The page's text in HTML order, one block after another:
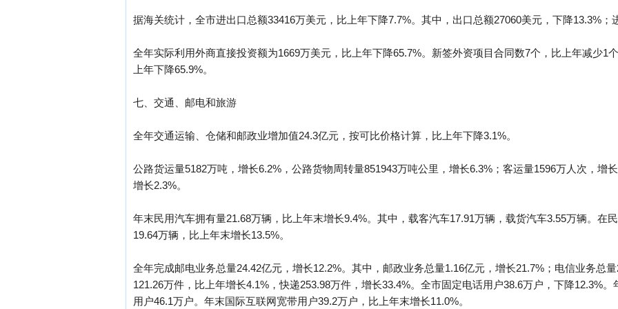
据海关统计，全市进出口总额33416万美元，比上年下降7.7%。其中，出口总额27060美元，下降13.3%；
全年实际利用外商直接投资额为1669万美元，比上年下降65.7%。新签外资项目合同数7个，比上年减少1
上年下降65.9%。
七、交通、邮电和旅游
全年交通运输、仓储和邮政业增加值24.3亿元，按可比价格计算，比上年下降3.1%。
公路货运量5182万吨，增长6.2%，公路货物周转量851943万吨公里，增长6.3%；客运量1596万人次，增
增长2.3%。
年末民用汽车拥有量21.68万辆，比上年末增长9.4%。其中，载客汽车17.91万辆，载货汽车3.55万辆。在
19.64万辆，比上年末增长13.5%。
全年完成邮电业务总量24.42亿元，增长12.2%。其中，邮政业务总量1.16亿元，增长21.7%；电信业务总
121.26万件，比上年增长4.1%，快递253.98万件，增长33.4%。全市固定电话用户38.6万户，下降12.3%
用户46.1万户。年末国际互联网宽带用户39.2万户，比上年末增长11.0%。